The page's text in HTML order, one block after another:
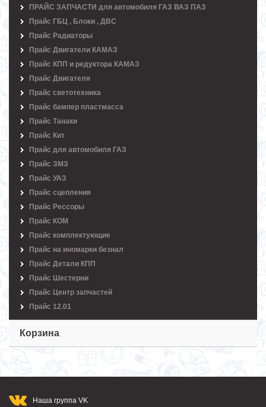
ПРАЙС ЗАПЧАСТИ для автомобиля ГАЗ ВАЗ ПАЗ
Прайс ГБЦ , Блоки , ДВС
Прайс Радиаторы
Прайс Двигатели КАМАЗ
Прайс КПП и редуктора КАМАЗ
Прайс Двигателя
Прайс светотехника
Прайс бампер пластмасса
Прайс Танаки
Прайс Кит
Прайс для автомобиля ГАЗ
Прайс ЗМЗ
Прайс УАЗ
Прайс сцепления
Прайс Рессоры
Прайс КОМ
Прайс комплектующие
Прайс на иномарки безнал
Прайс Детали КПП
Прайс Шестерни
Прайс Центр запчастей
Прайс 12.01
Корзина
Наша группа VK